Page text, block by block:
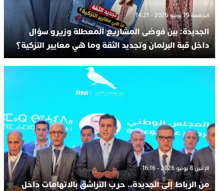
الجمعة 19 يونيو 2026 - 14:21
الجديدة: بين فوضى المشاريع المعطلة وزيرو سؤال
داخل قبة البرلمان وتجديد الثقة وما هي معايير التزكية؟
الإثنين 8 يونيو 2026 - 16:16
من الرباط إلى الجديدة.. حرب التراشق بالاتهامات داخل